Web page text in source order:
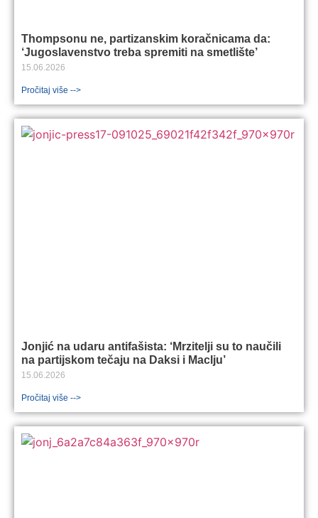
Thompsonu ne, partizanskim koračnicama da:
‘Jugoslavenstvo treba spremiti na smetlište’
15.06.2026
Pročitaj više -->
Jonjić na udaru antifašista: ‘Mrzitelji su to naučili
na partijskom tečaju na Daksi i Maclju’
15.06.2026
Pročitaj više -->